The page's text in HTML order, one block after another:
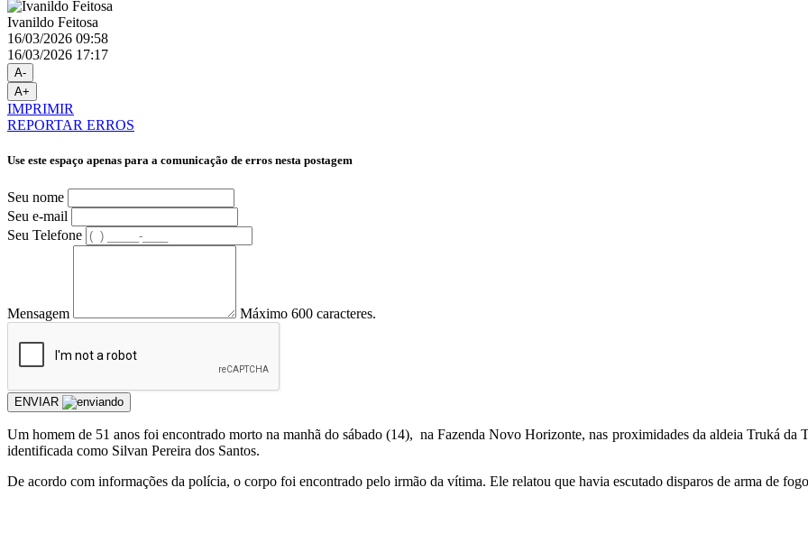
Ivanildo Feitosa
16/03/2026 09:58
16/03/2026 17:17
A-
A+
IMPRIMIR
REPORTAR ERROS
Use este espaço apenas para a comunicação de erros nesta postagem
Seu nome
Seu e-mail
Seu Telefone
Mensagem Máximo 600 caracteres.
ENVIAR
Um homem de 51 anos foi encontrado morto na manhã do sábado (14), na Fazenda Novo Horizonte, nas proximidades da aldeia Truká
identificada como Silvan Pereira dos Santos.
De acordo com informações da polícia, o corpo foi encontrado pelo irmão da vítima. Ele relatou que havia escutado disparos de arma de